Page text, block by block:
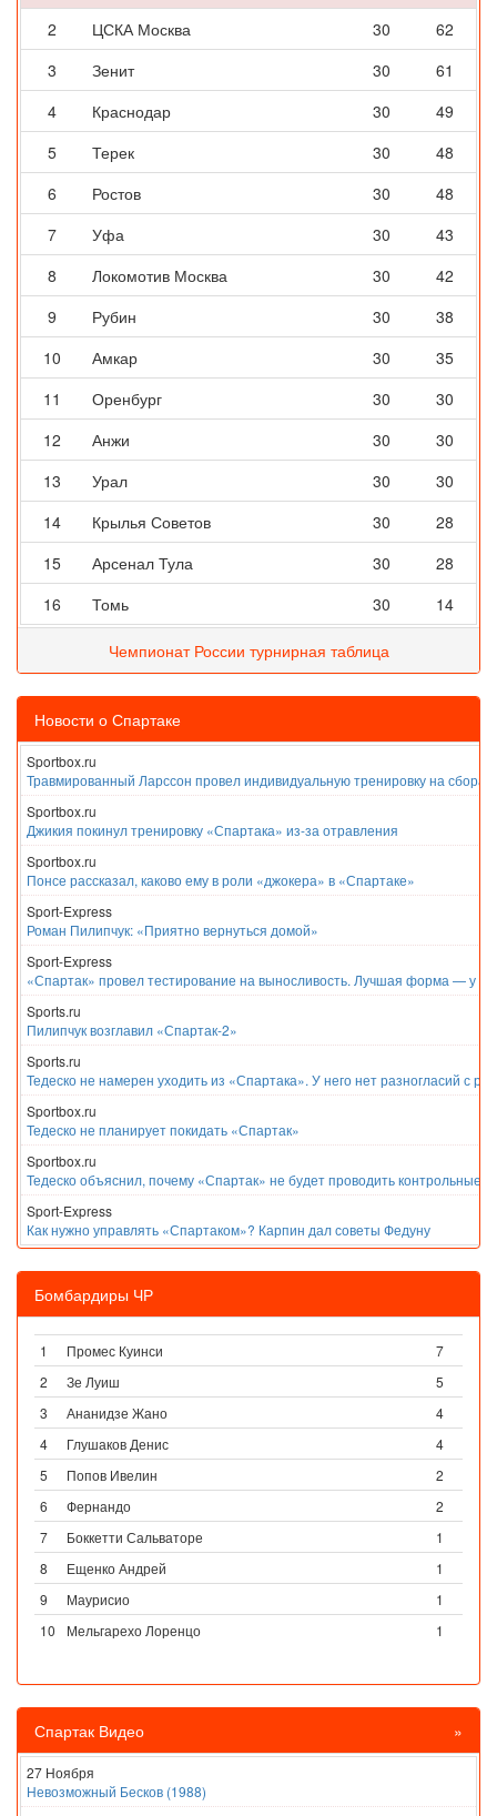
2
ЦСКА Москва 30
62
3
Зенит 30
61
4
Краснодар 30
49
5
Терек 30
48
6
Ростов 30
48
7
Уфа 30
43
8
Локомотив Москва 30
42
9
Рубин 30
38
10
Амкар 30
35
11
Оренбург 30
30
12
Анжи 30
30
13
Урал 30
30
14
Крылья Советов 30
28
15
Арсенал Тула 30
28
16
Томь 30 14
Чемпионат России турнирная таблица
Новости о Спартаке
Sportbox.ru
Травмированный Ларссон провел индивидуальную тренировку на
Sportbox.ru
Джикия покинул тренировку «Спартака» из-за отравления
Sportbox.ru
Понсе рассказал, каково ему в роли «джокера» в «Спартаке»
Sport-Express
Роман Пилипчук: «Приятно вернуться домой»
Sport-Express
«Спартак» провел тестирование на выносливость. Лучшая форма — у
Sports.ru
Пилипчук возглавил «Спартак-2»
Sports.ru
Тедеско не намерен уходить из «Спартака». У него нет разногласий с
Sportbox.ru
Тедеско не планирует покидать «Спартак»
Sportbox.ru
Тедеско объяснил, почему «Спартак» не будет проводить контрольные
Sport-Express
Как нужно управлять «Спартаком»? Карпин дал советы Федуну
Бомбардиры ЧР
1 Промес Куинси
7
2
Зе Луиш
5
3
Ананидзе Жано
4
4
Глушаков Денис
4
5
Попов Ивелин
2
6
Фернандо
2
7
Боккетти Сальваторе
1
8
Ещенко Андрей
1
9
Маурисио
1
10
Мельгарехо Лоренцо 1
Спартак Видео »
27 Ноября
Невозможный Бесков (1988)